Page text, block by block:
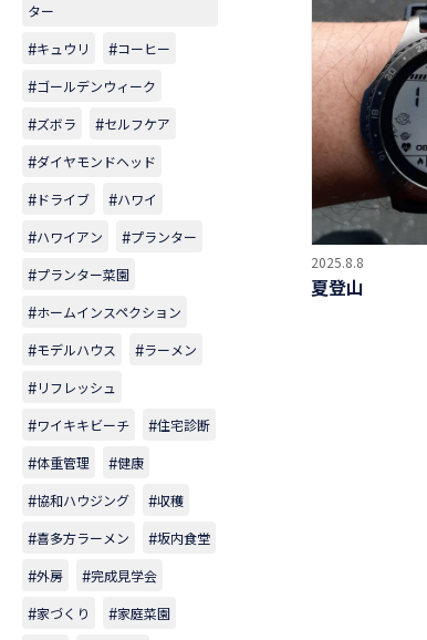
2025.8.8
夏登山
ター
キュウリ
コーヒー
ゴールデンウィーク
ズボラ
セルフケア
ダイヤモンドヘッド
ドライブ
ハワイ
ハワイアン
プランター
プランター菜園
ホームインスペクション
モデルハウス
ラーメン
リフレッシュ
ワイキキビーチ
住宅診断
体重管理
健康
協和ハウジング
収穫
喜多方ラーメン
坂内食堂
外房
完成見学会
家づくり
家庭菜園